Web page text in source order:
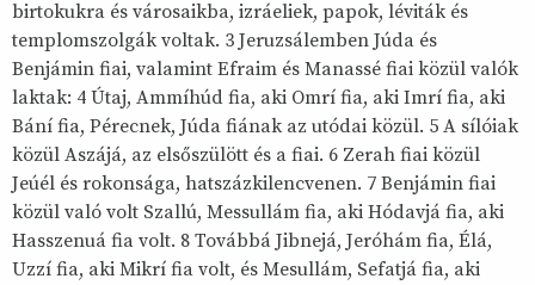
birtokukra és városaikba, izráeliek, papok, léviták és
templomszolgák voltak. 3 Jeruzsálemben Júda és
Benjámin fiai, valamint Efraim és Manassé fiai közül valók
laktak: 4 Útaj, Ammíhúd fia, aki Omrí fia, aki Imrí fia, aki
Bání fia, Pérecnek, Júda fiának az utódai közül. 5 A sílóiak
közül Aszájá, az elsőszülött és a fiai. 6 Zerah fiai közül
Jeúél és rokonsága, hatszázkilencvenen. 7 Benjámin fiai
közül való volt Szallú, Messullám fia, aki Hódavjá fia, aki
Hasszenuá fia volt. 8 Továbbá Jibnejá, Jeróhám fia, Élá,
Uzzí fia, aki Mikrí fia volt, és Mesullám, Sefatjá fia, aki